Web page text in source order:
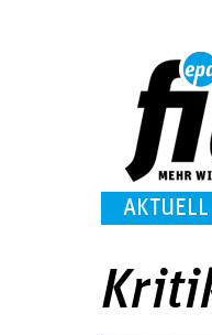
AKTUELL